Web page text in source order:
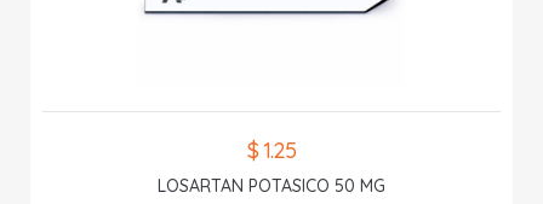
$ 1.25
LOSARTAN POTASICO 50 MG